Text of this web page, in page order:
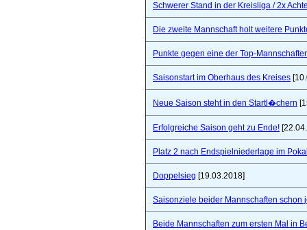
Schwerer Stand in der Kreisliga / 2x
Die zweite Mannschaft holt weitere
Punkte gegen eine der Top-
Saisonstart im Oberhaus des Kreises
Neue Saison steht in den Startl�chern
Erfolgreiche Saison geht zu Ende!
Platz 2 nach Endspielniederlage im
Doppelsieg [19.03.2018]
Saisonziele beider Mannschaften schon
Beide Mannschaften zum ersten Mal in